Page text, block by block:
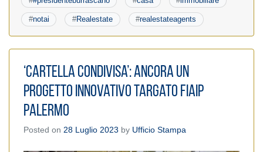
#notai #Realestate #realestateagents
‘Cartella Condivisa’: Ancora un
progetto innovativo targato Fiaip
Palermo
Posted on 28 Luglio 2023 by Ufficio Stampa